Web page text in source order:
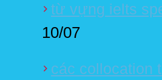
từ vựng ielts
10/07
các collocation